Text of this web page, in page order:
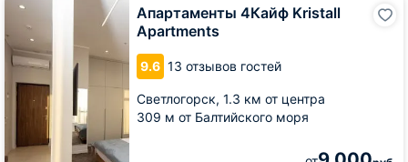
Апартаменты 4Кайф Kristall
Apartments
9.6 13 отзывов гостей
Светлогорск, 1.3 км от центра
309 м от Балтийского моря
Апартаменты
Kristall
Apartments